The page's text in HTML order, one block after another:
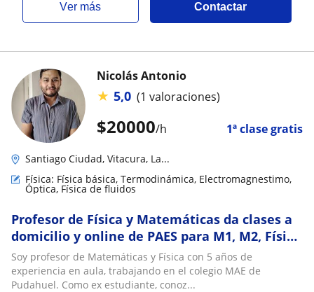
ver más Contactar
$20000/h 1ª clase gratis
Nicolás Antonio
★ 5,0 (1 valoraciones)
Santiago Ciudad, Vitacura, La...
Física: Física básica, Termodinámica, Electromagnestimo,
Óptica, Física de fluidos
Profesor de Física y Matemáticas da clases a
domicilio y online de PAES para M1, M2, Física
y Ramos de 1° año de Universidad
Soy profesor de Matemáticas y Física con 5 años de
experiencia en aula, trabajando en el colegio MAE de
Pudahuel. Como ex estudiante, conoz...